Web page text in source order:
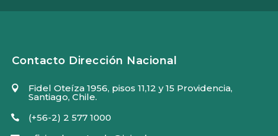
Contacto Dirección Nacional
 Fidel Oteíza 1956, pisos 11,12 y 15 Providencia,
Santiago, Chile.
 (+56-2) 2 577 1000